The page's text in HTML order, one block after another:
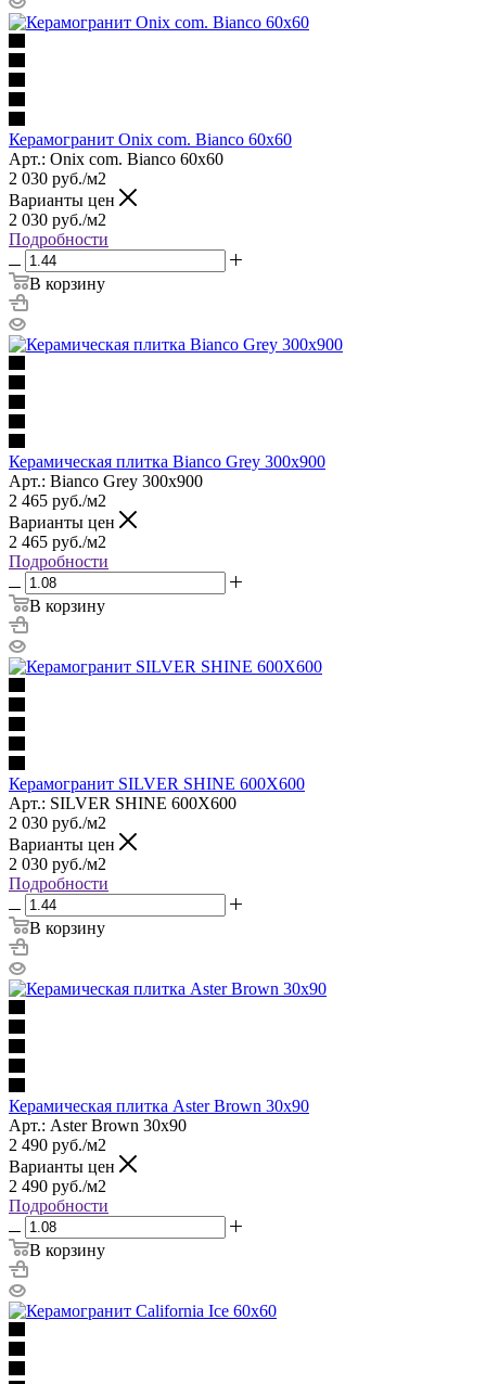
Керамогранит Onix com. Bianco 60x60
Арт.: Onix com. Bianco 60x60
2 030 руб./м2
Варианты цен
2 030 руб./м2
Подробности
В корзину
Керамическая плитка Bianco Grey 300x900
Арт.: Bianco Grey 300x900
2 465 руб./м2
Варианты цен
2 465 руб./м2
Подробности
В корзину
Керамогранит SILVER SHINE 600X600
Арт.: SILVER SHINE 600X600
2 030 руб./м2
Варианты цен
2 030 руб./м2
Подробности
В корзину
Керамическая плитка Aster Brown 30x90
Арт.: Aster Brown 30x90
2 490 руб./м2
Варианты цен
2 490 руб./м2
Подробности
В корзину